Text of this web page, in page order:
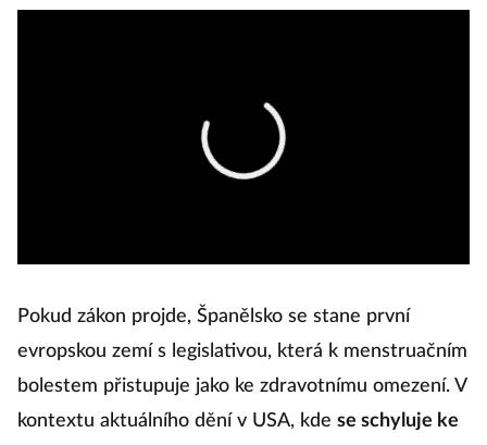
Pokud zákon projde, Španělsko se stane první
evropskou zemí s legislativou, která k menstruačním
bolestem přistupuje jako ke zdravotnímu omezení. V
kontextu aktuálního dění v USA, kde se schyluje ke